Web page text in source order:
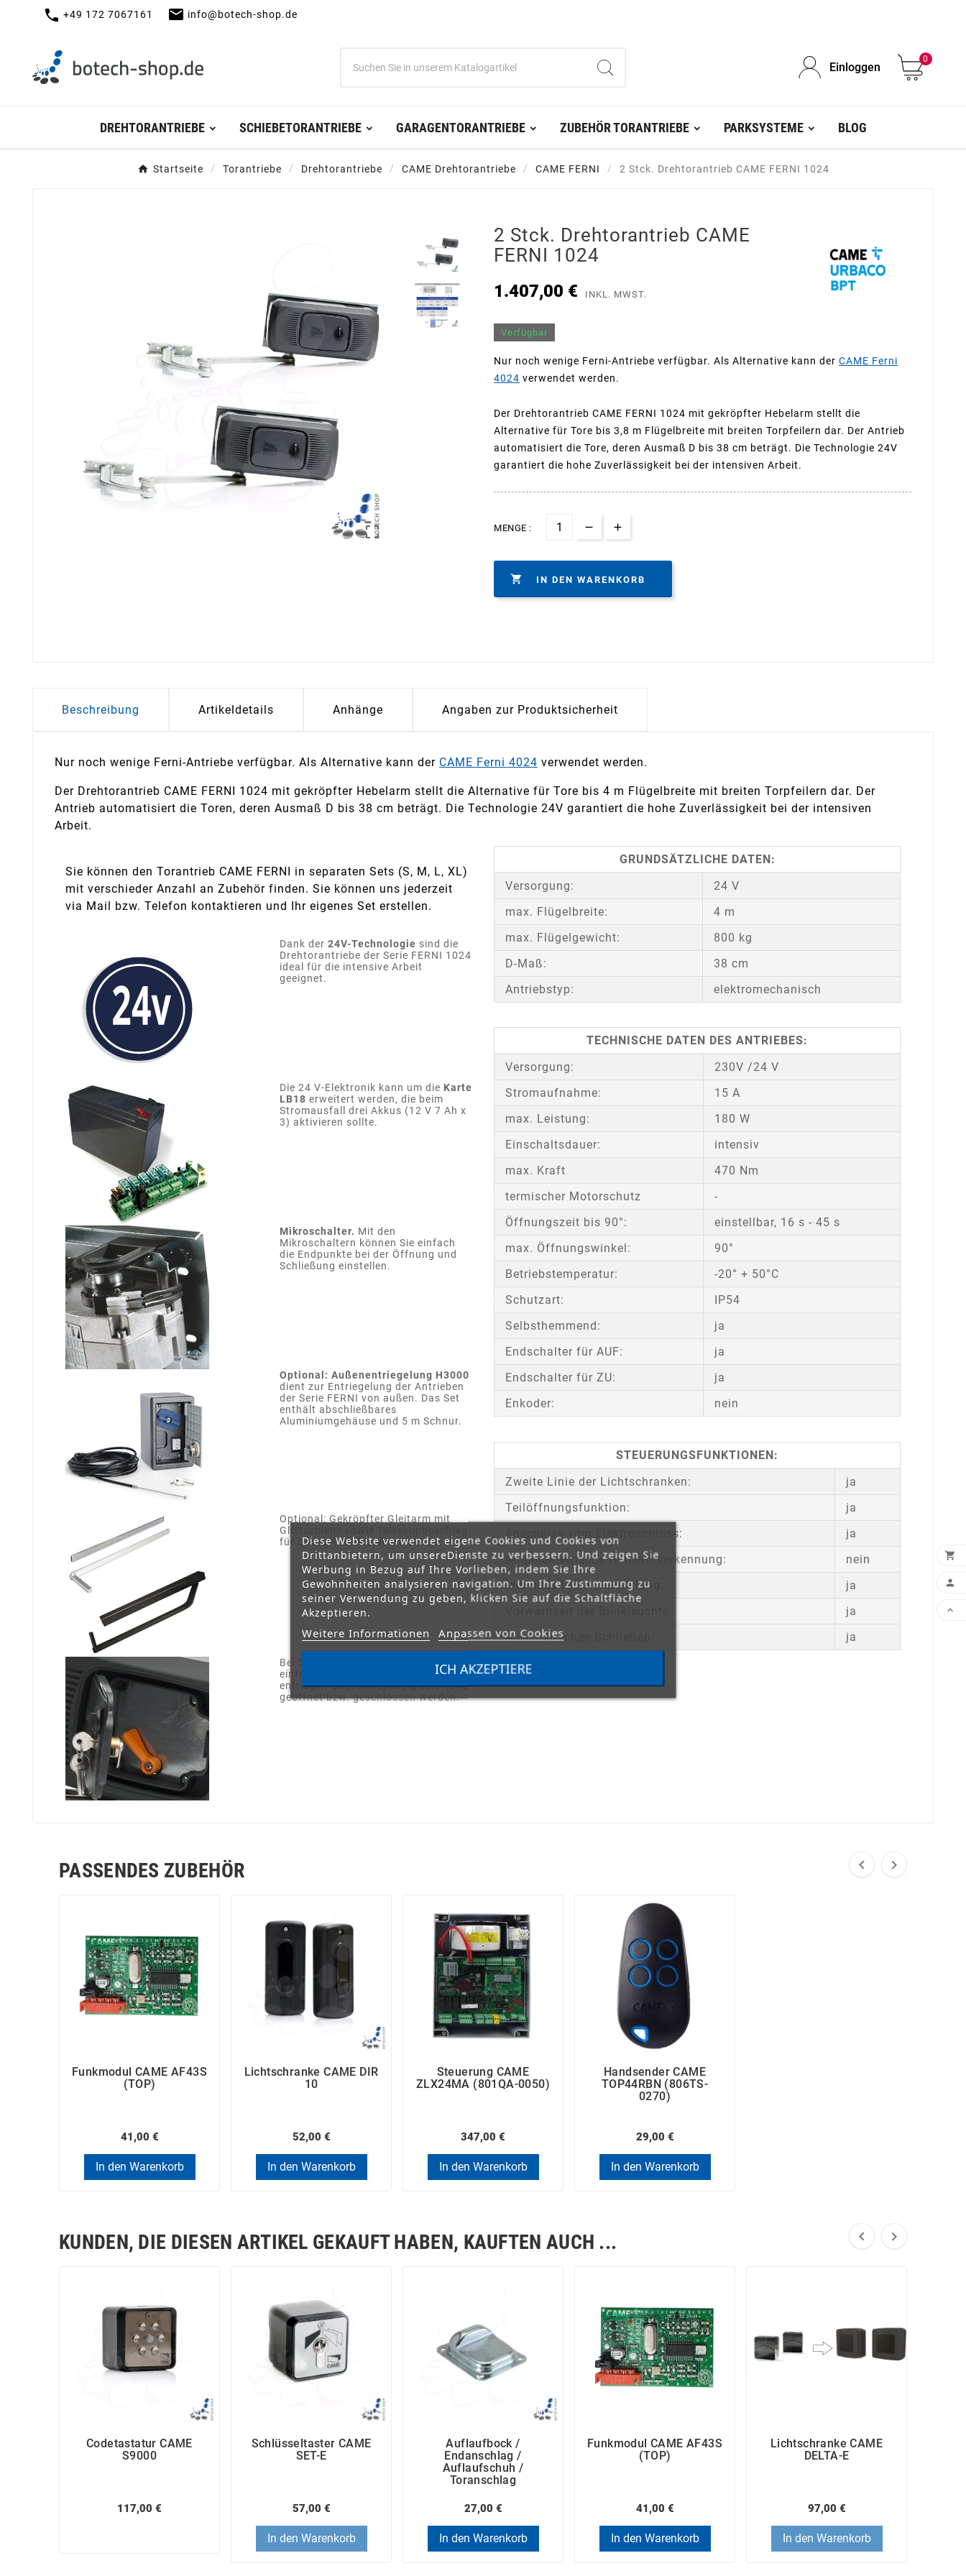
call +49 172 7067161 mail info@botech-shop.de
Einloggen
0
DREHTORANTRIEBE SCHIEBETORANTRIEBE GARAGENTORANTRIEBE ZUBEHÖR TORANTRIEBE PARKSYSTEME BLOG
Startseite Torantriebe Drehtorantriebe CAME Drehtorantriebe CAME FERNI 2 Stck. Drehtorantrieb CAME FERNI 1024

2 Stck. Drehtorantrieb CAME
FERNI 1024
1.407,00 € INKL. MWST.
Verfügbar
Nur noch wenige Ferni-Antriebe verfügbar. Als Alternative kann der CAME Ferni
4024 verwendet werden.
Der Drehtorantrieb CAME FERNI 1024 mit gekröpfter Hebelarm stellt die
Alternative für Tore bis 3,8 m Flügelbreite mit breiten Torpfeilern dar. Der Antrieb
automatisiert die Tore, deren Ausmaß D bis 38 cm beträgt. Die Technologie 24V
garantiert die hohe Zuverlässigkeit bei der intensiven Arbeit.
MENGE :
 IN DEN WARENKORB
Beschreibung Artikeldetails Anhänge Angaben zur Produktsicherheit
Nur noch wenige Ferni-Antriebe verfügbar. Als Alternative kann der CAME Ferni 4024 verwendet werden.
Der Drehtorantrieb CAME FERNI 1024 mit gekröpfter Hebelarm stellt die Alternative für Tore bis 4 m Flügelbreite mit breiten Torpfeilern dar. Der
Antrieb automatisiert die Toren, deren Ausmaß D bis 38 cm beträgt. Die Technologie 24V garantiert die hohe Zuverlässigkeit bei der intensiven
Arbeit.
Sie können den Torantrieb CAME FERNI in separaten Sets (S, M, L, XL)
mit verschieder Anzahl an Zubehör finden. Sie können uns jederzeit
via Mail bzw. Telefon kontaktieren und Ihr eigenes Set erstellen.
Dank der 24V-Technologie sind die
Drehtorantriebe der Serie FERNI 1024
ideal für die intensive Arbeit
geeignet.
Die 24 V-Elektronik kann um die Karte
LB18 erweitert werden, die beim
Stromausfall drei Akkus (12 V 7 Ah x
3) aktivieren sollte.
Mikroschalter. Mit den
Mikroschaltern können Sie einfach
die Endpunkte bei der Öffnung und
Schließung einstellen.
Optional: Außenentriegelung H3000
dient zur Entriegelung der Antrieben
der Serie FERNI von außen. Das Set
enthält abschließbares
Aluminiumgehäuse und 5 m Schnur.
Optional: Gekröpfter Gleitarm mit
Gleitschiene sowie Teleskopbeschlag
für beengte Einbauverhältnisse.
Bei Stromausfall kann der Antrieb
einfach mit einem Schlüssel
entriegelt und leichtgängig von Hand
geöffnet bzw. geschlossen werden.
GRUNDSÄTZLICHE DATEN:
Versorgung:
24 V
max. Flügelbreite:
4 m
max. Flügelgewicht:
800 kg
D-Maß:
38 cm
Antriebstyp:
elektromechanisch
TECHNISCHE DATEN DES ANTRIEBES:
Versorgung:
230V /24 V
Stromaufnahme:
15 A
max. Leistung:
180 W
Einschaltsdauer:
intensiv
max. Kraft
470 Nm
termischer Motorschutz
-
Öffnungszeit bis 90°:
einstellbar, 16 s - 45 s
max. Öffnungswinkel:
90°
Betriebstemperatur:
-20° + 50°C
Schutzart:
IP54
Selbsthemmend:
ja
Endschalter für AUF:
ja
Endschalter für ZU:
ja
Enkoder:
nein
STEUERUNGSFUNKTIONEN:
Zweite Linie der Lichtschranken:
ja
Teilöffnungsfunktion:
ja
Anschluss vom Elektroschloss:
ja
Amperometrische Hinderniserkennung:
nein
Individuelle Zeiteinstellung:
ja
ja
Automatisches Schließen:
ja
PASSENDES ZUBEHÖR  
Funkmodul CAME AF43S
(TOP)
41,00 €
In den Warenkorb
Lichtschranke CAME DIR
10
52,00 €
In den Warenkorb
Steuerung CAME
ZLX24MA (801QA-0050)
347,00 €
In den Warenkorb
Handsender CAME
TOP44RBN (806TS-
0270)
29,00 €
In den Warenkorb
KUNDEN, DIE DIESEN ARTIKEL GEKAUFT HABEN, KAUFTEN AUCH ...  
Codetastatur CAME
S9000
117,00 €
Schlüsseltaster CAME
SET-E
57,00 €
In den Warenkorb
Auflaufbock /
Endanschlag /
Auflaufschuh /
Toranschlag
27,00 €
In den Warenkorb
Funkmodul CAME AF43S
(TOP)
41,00 €
In den Warenkorb
Lichtschranke CAME
DELTA-E
97,00 €
In den Warenkorb
Diese Website verwendet eigene Cookies und Cookies von
Drittanbietern, um unsereDienste zu verbessern. Und zeigen Sie
Werbung in Bezug auf Ihre Vorlieben, indem Sie Ihre
Gewohnheiten analysieren navigation. Um Ihre Zustimmung zu
seiner Verwendung zu geben, klicken Sie auf die Schaltfläche
Akzeptieren.
Weitere Informationen Anpassen von Cookies
ICH AKZEPTIERE


